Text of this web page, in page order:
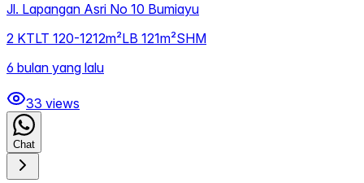
Jl. Lapangan Asri No 10 Bumiayu
2 KTLT 120-1212m²LB 121m²SHM
6 bulan yang lalu
33 views
Chat